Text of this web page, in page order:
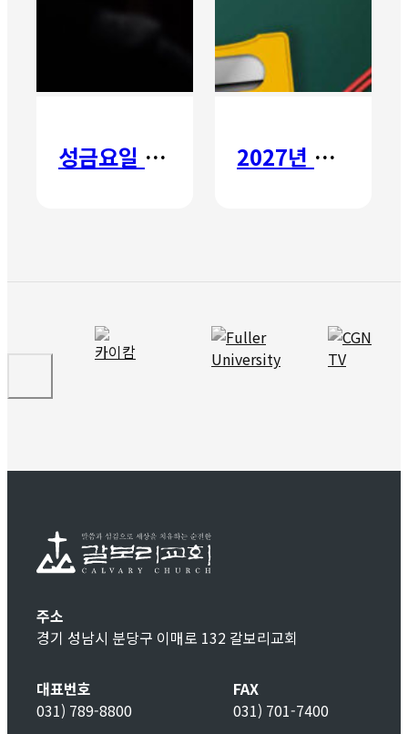
성금요일 칸타타 2027년 갈보리 어학원 유치부 신입생 모집
주소
경기 성남시 분당구 이매로 132 갈보리교회
대표번호
031) 789-8800
FAX
031) 701-7400